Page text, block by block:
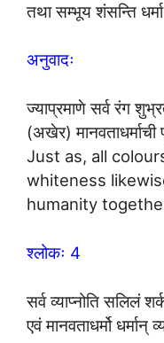
तथा सम्भूय शंसन्ति
अनुवादः
ज्याप्रमाणे सर्व रंग
(अखेर)
Just as, all
whiteness
humanity
श्लोकः 4
सर्व व्याप्नोति सलिलं
एवं मानवताधर्मो धर्मान्